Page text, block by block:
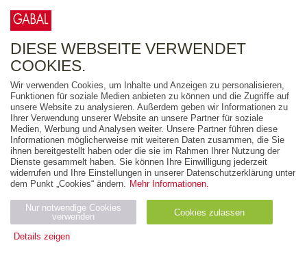
FREITEXT
AUSGABEART
AUS DER REIHE
ZUM THEMA
Neuerscheinung
Bestseller
PREIS
DIESE WEBSEITE VERWENDET
COOKIES.
Wir verwenden Cookies, um Inhalte und Anzeigen zu personalisieren,
Funktionen für soziale Medien anbieten zu können und die Zugriffe auf
unsere Website zu analysieren. Außerdem geben wir Informationen zu
Ihrer Verwendung unserer Website an unsere Partner für soziale
Medien, Werbung und Analysen weiter. Unsere Partner führen diese
Informationen möglicherweise mit weiteren Daten zusammen, die Sie
ihnen bereitgestellt haben oder die sie im Rahmen Ihrer Nutzung der
Dienste gesammelt haben. Sie können Ihre Einwilligung jederzeit
widerrufen und Ihre Einstellungen in unserer Datenschutzerklärung unter
dem Punkt „Cookies“ ändern. Mehr Informationen.
Nur notwendige Cookies
verwenden
Cookies zulassen
Details zeigen